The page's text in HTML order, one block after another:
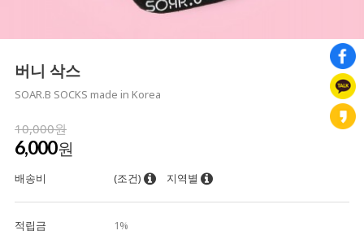
버니 삭스
SOAR.B SOCKS made in Korea
10,000원
6,000원
배송비 (조건) 지역별
적립금
1%